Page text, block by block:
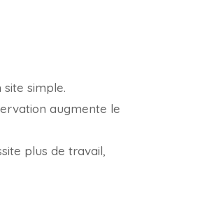
simple.
augmente le
plus de travail,